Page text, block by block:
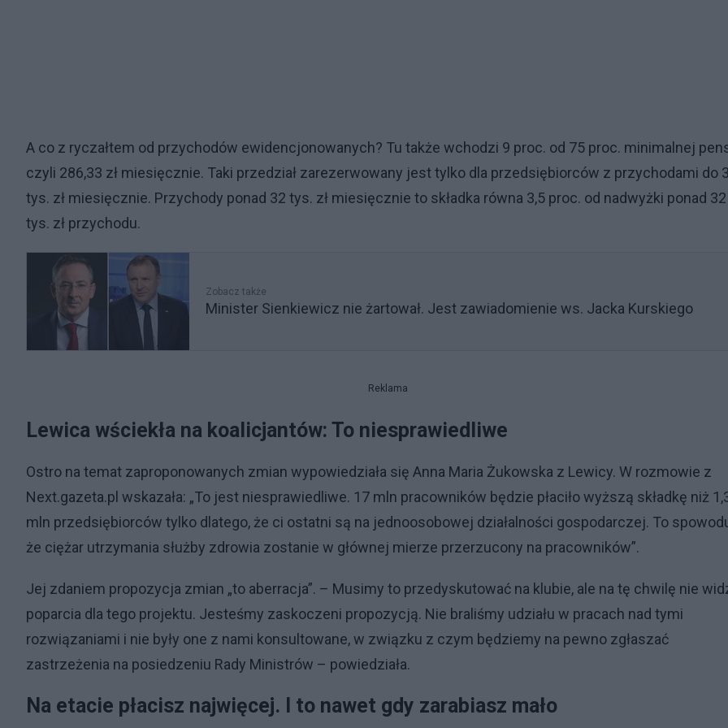
A co z ryczałtem od przychodów ewidencjonowanych? Tu także wchodzi 9 proc. od 75 proc. minimalnej
czyli 286,33 zł miesięcznie. Taki przedział zarezerwowany jest tylko dla przedsiębiorców z przychodami do
tys. zł miesięcznie. Przychody ponad 32 tys. zł miesięcznie to składka równa 3,5 proc. od nadwyżki ponad 32
tys. zł przychodu.
Zobacz także
Minister Sienkiewicz nie żartował. Jest zawiadomienie ws. Jacka Kurskiego
Reklama
Lewica wściekła na koalicjantów: To niesprawiedliwe
Ostro na temat zaproponowanych zmian wypowiedziała się Anna Maria Żukowska z Lewicy. W rozmowie z
Next.gazeta.pl wskazała: „To jest niesprawiedliwe. 17 mln pracowników będzie płaciło wyższą składkę niż
mln przedsiębiorców tylko dlatego, że ci ostatni są na jednoosobowej działalności gospodarczej. To
że ciężar utrzymania służby zdrowia zostanie w głównej mierze przerzucony na pracowników”.
Jej zdaniem propozycja zmian „to aberracja”. – Musimy to przedyskutować na klubie, ale na tę chwilę nie
poparcia dla tego projektu. Jesteśmy zaskoczeni propozycją. Nie braliśmy udziału w pracach nad tymi
rozwiązaniami i nie były one z nami konsultowane, w związku z czym będziemy na pewno zgłaszać
zastrzeżenia na posiedzeniu Rady Ministrów – powiedziała.
Na etacie płacisz najwięcej. I to nawet gdy zarabiasz mało